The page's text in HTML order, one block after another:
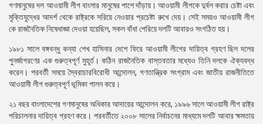
গণমানুষের দল আওয়ামী লীগ বাংলার মানুষের পাশে দাঁড়ায়। আওয়ামী লীগকে দুর্বল করার চেষ্টা এবং
মুক্তিযুদ্ধের আদর্শ থেকে রাষ্ট্রকে সরিয়ে নেওয়ার প্রচেষ্টা রুখে দেয়। সেই সময়ও আওয়ামী লীগ
কে রাজনৈতিক নিষেধাজ্ঞা দেওয়া হয়েছিল, সকল বাঁধা পেরিয়ে দলটি আবারও সংগঠিত হয়।
১৯৮১ সালে বঙ্গবন্ধু কন্যা শেখ হাসিনার দেশে ফিরে আওয়ামী লীগের দায়িত্ব গ্রহণ ছিল দলের
পুনর্জাগরণের এক গুরুত্বপূর্ণ মুহূর্ত। কঠিন রাজনৈতিক বাস্তবতার মধ্যেও তিনি দলকে ঐক্যবদ্ধ
করেন। পরবর্তী সময়ে স্বৈরাচারবিরোধী আন্দোলন, গণতান্ত্রিক সংগ্রাম এবং জাতীয় রাজনীতিতে
আওয়ামী লীগ গুরুত্বপূর্ণ ভূমিকা পালন করে।
২১ বছর বাংলাদেশের গণমানুষের অধিকার আদায়ের আন্দোলন করে, ১৯৯৬ সালে আওয়ামী লীগ রাষ্ট্র
পরিচালনার দায়িত্ব গ্রহণ করে। পরবর্তীতে ২০০৮ সালের নির্বাচনের মাধ্যমে দলটি আবার ক্ষমতায়